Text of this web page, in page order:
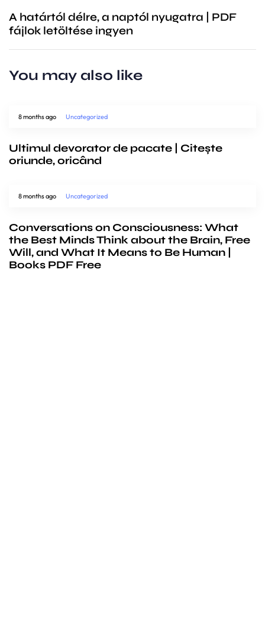
A határtól délre, a naptól nyugatra | PDF
fájlok letöltése ingyen
You may also like
8 months ago Uncategorized
Ultimul devorator de pacate | Citește
oriunde, oricând
8 months ago Uncategorized
Conversations on Consciousness: What
the Best Minds Think about the Brain, Free
Will, and What It Means to Be Human |
Books PDF Free